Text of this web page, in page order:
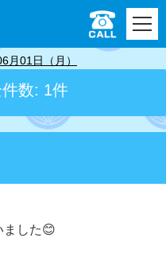
月01日（月）
数: 1件
ました😊